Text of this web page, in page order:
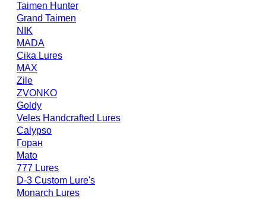
Taimen Hunter
Grand Taimen
NIK
MADA
Cika Lures
MAX
Zile
ZVONKO
Goldy
Veles Handcrafted Lures
Calypso
Горан
Mato
777 Lures
D-3 Custom Lure's
Monarch Lures